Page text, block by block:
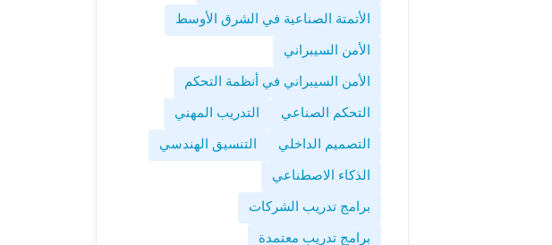
الأتمتة الصناعية في الشرق الأوسط
الأمن السيبراني
الأمن السيبراني في أنظمة التحكم
التحكم الصناعي
التدريب المهني
التصميم الداخلي
التنسيق الهندسي
الذكاء الاصطناعي
برامج تدريب الشركات
برامج تدريب معتمدة